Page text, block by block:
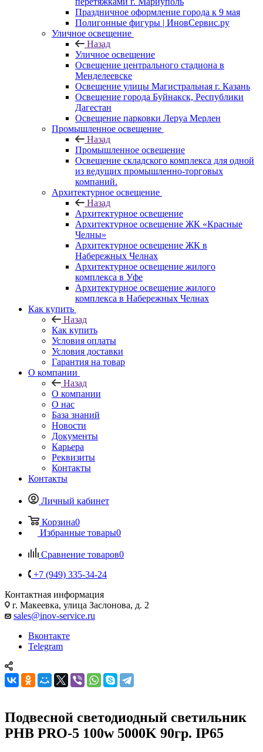
Праздничное оформление города к 9 мая
Полигонные фигуры | ИновСервис.ру
Уличное освещение
Назад
Уличное освещение
Освещение центрального стадиона в
Менделеевске
Освещение улицы Магистральная г. Казань
Освещение города Буйнакск, Республики
Дагестан
Освещение парковки Леруа Мерлен
Промышленное освещение
Назад
Промышленное освещение
Освещение складского комплекса для одной
из ведущих промышленно-торговых
компаний.
Архитектурное освещение
Назад
Архитектурное освещение
Архитектурное освещение ЖК «Красные
Челны»
Архитектурное освещение ЖК в
Набережных Челнах
Архитектурное освещение жилого
комплекса в Уфе
Архитектурное освещение жилого
комплекса в Набережных Челнах
Как купить
Назад
Как купить
Условия оплаты
Условия доставки
Гарантия на товар
О компании
Назад
О компании
О нас
База знаний
Новости
Документы
Карьера
Реквизиты
Контакты
Контакты
Личный кабинет
Корзина0
Избранные товары0
Сравнение товаров0
+7 (949) 335-34-24
Контактная информация
г. Макеевка, улица Заслонова, д. 2
sales@inov-service.ru
Вконтакте
Telegram
Подвесной светодиодный светильник
PHB PRO-5 100w 5000K 90гр. IP65